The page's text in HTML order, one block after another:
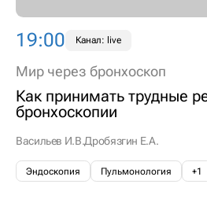
19:00 Канал: live
Мир через бронхоскоп
Как принимать трудные
бронхоскопии
Васильев И.В.Дробязгин Е.А.
Эндоскопия Пульмонология +1